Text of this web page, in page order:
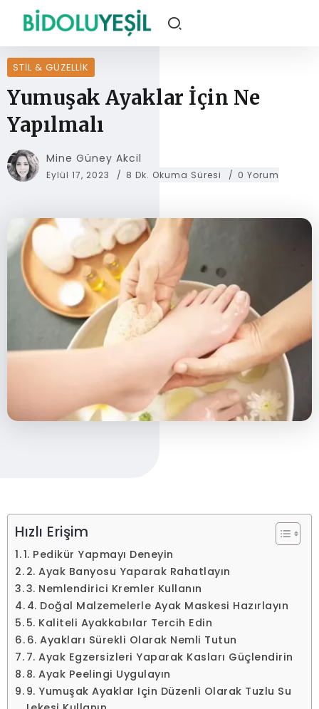
STIL & GÜZELLIK
Yumuşak Ayaklar İçin Ne
Yapılmalı
Mine Güney Akcil
Eylül 17, 2023 8 Dk. Okuma Süresi 0 Yorum
Hızlı Erişim
1. Pedikür Yapmayı Deneyin
2. Ayak Banyosu Yaparak Rahatlayın
3. Nemlendirici Kremler Kullanın
4. Doğal Malzemelerle Ayak Maskesi Hazırlayın
5. Kaliteli Ayakkabılar Tercih Edin
6. Ayakları Sürekli Olarak Nemli Tutun
7. Ayak Egzersizleri Yaparak Kasları Güçlendirin
8. Ayak Peelingi Uygulayın
9. Yumuşak Ayaklar Için Düzenli Olarak Tuzlu Su